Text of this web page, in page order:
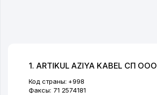
1. ARTIKUL AZIYA KABEL СП ООО
Код страны: +998
Факсы: 71 2574181